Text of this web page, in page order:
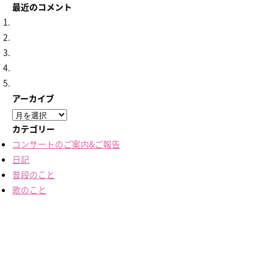
最近のコメント
アーカイブ
ア
ー
カ
イ
ブ
カテゴリー
コンサートのご案内&ご報告
日記
普段のこと
歌のこと